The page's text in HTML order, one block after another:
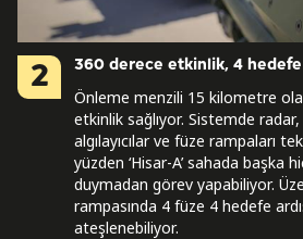
2 360 derece etkinlik, 4 hedefe
Önleme menzili 15 kilometre
etkinlik sağlıyor. Sistemde
algılayıcılar ve füze rampaları
yüzden ‘Hisar-A’ sahada başka
duymadan görev yapabiliyor.
rampasında 4 füze 4 hedefe
ateşlenebiliyor.